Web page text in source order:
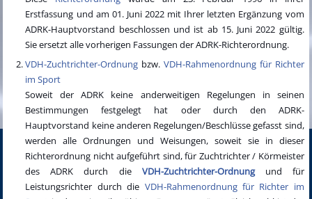
Erstfassung und am 01. Juni 2022 mit Ihrer letzten Ergänzung vom
ADRK-Hauptvorstand beschlossen und ist ab 15. Juni 2022 gültig.
Sie ersetzt alle vorherigen Fassungen der ADRK-Richterordnung.
VDH-Zuchtrichter-Ordnung bzw. VDH-Rahmenordnung für Richter
im Sport
Soweit der ADRK keine anderweitigen Regelungen in seinen
Bestimmungen festgelegt hat oder durch den ADRK-
Hauptvorstand keine anderen Regelungen/Beschlüsse gefasst sind,
werden alle Ordnungen und Weisungen, soweit sie in dieser
Richterordnung nicht aufgeführt sind, für Zuchtrichter / Körmeister
des ADRK durch die VDH-Zuchtrichter-Ordnungund für
Leistungsrichter durch die VDH-Rahmenordnung für Richter im